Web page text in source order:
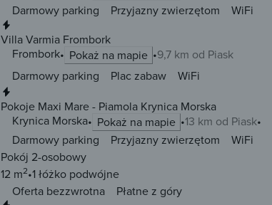
Darmowy parking Przyjazny zwierzętom WiFi
Villa Varmia Frombork
Frombork
Pokaż na mapie 9,7 km od Piask
Darmowy parking Plac zabaw WiFi
Pokoje Maxi Mare - Piamola Krynica Morska
Krynica Morska
Pokaż na mapie 13 km od Piask
Darmowy parking
Przyjazny zwierzętom
WiFi
Pokój 2-osobowy
12 m2 1 łóżko podwójne
Oferta bezzwrotna
Płatne z góry